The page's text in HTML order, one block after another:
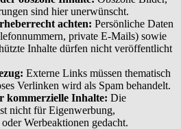
sind hier unerwünscht.
achten: Persönliche Daten
private E-Mails) sowie
Inhalte dürfen nicht veröffentlicht
Externe Links müssen thematisch
Verlinken wird als Spam behandelt.
kommerzielle Inhalte: Die
nicht für Eigenwerbung,
Werbeaktionen gedacht.